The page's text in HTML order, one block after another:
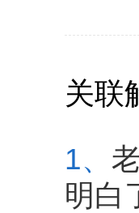
关联
1、
明白